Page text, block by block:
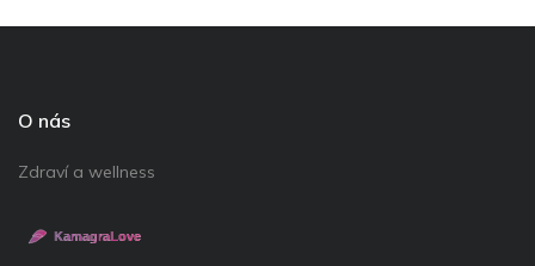
O nás
Zdraví a wellness